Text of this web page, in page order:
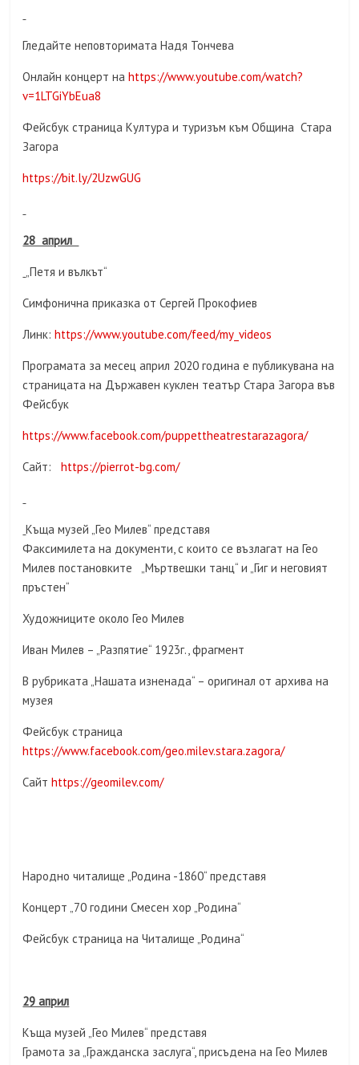
Гледайте неповторимата Надя Тончева
Онлайн концерт наhttps://www.youtube.com/watch?
v=1LTGiYbEua8
Фейсбук страница Култура и туризъм към Община Стара
Загора
https://bit.ly/2UzwGUG
28 април
„Петя и вълкът“
Симфонична приказка от Сергей Прокофиев
Линк:https://www.youtube.com/feed/my_videos
Програмата за месец април 2020 година е публикувана на
страницата на Държавен куклен театър Стара Загора във
Фейсбук
https://www.facebook.com/puppettheatrestarazagora/
Сайт:https://pierrot-bg.com/
Къща музей „Гео Милев“ представя
Факсимилета на документи, с които се възлагат на Гео
Милев постановките „Мъртвешки танц“ и „Гиг и неговият
пръстен“
Художниците около Гео Милев
Иван Милев – „Разпятие“ 1923г., фрагмент
В рубриката „Нашата изненада“ – оригинал от архива на
музея
Фейсбук страница
https://www.facebook.com/geo.milev.stara.zagora/
Сайтhttps://geomilev.com/
Народно читалище „Родина -1860“ представя
Концерт „70 години Смесен хор „Родина“
Фейсбук страница на Читалище „Родина“
29 април
Къща музей „Гео Милев“ представя
Грамота за „Гражданска заслуга“, присъдена на Гео Милев